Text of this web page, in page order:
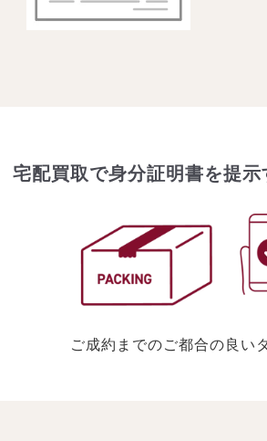
宅配買取で身分証明書を提
ご成約までのご都合の良い